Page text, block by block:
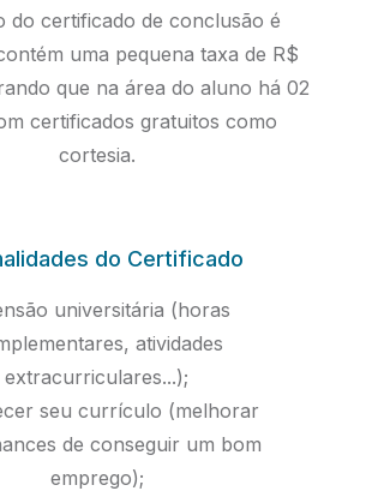
do certificado de conclusão é
uma pequena taxa de R$
que na área do aluno há 02
certificados gratuitos como
cortesia.
do Certificado
universitária (horas
atividades
extracurriculares...);
seu currículo (melhorar
de conseguir um bom
emprego);